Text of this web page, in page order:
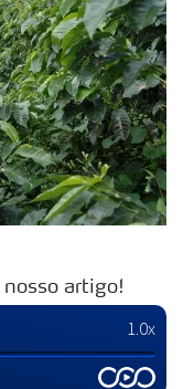
nosso artigo!